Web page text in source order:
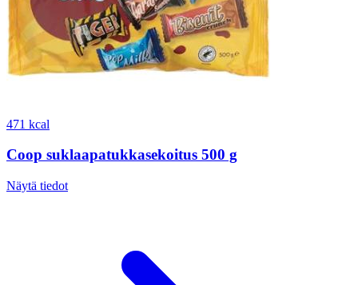
471 kcal
Coop suklaapatukkasekoitus 500 g
Näytä tiedot